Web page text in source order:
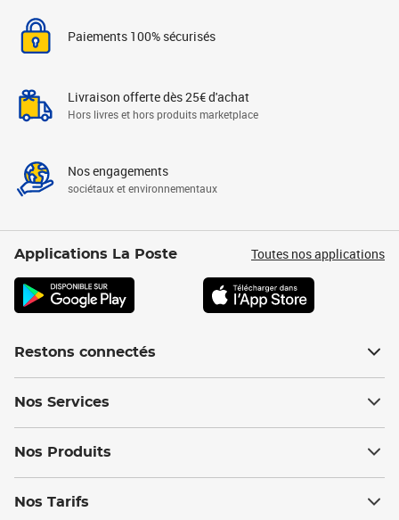
Paiements 100% sécurisés
Livraison offerte dès 25€ d'achat
Hors livres et hors produits marketplace
Nos engagements
sociétaux et environnementaux
Applications La Poste Toutes nos applications
Restons connectés
Nos Services
Nos Produits
Nos Tarifs